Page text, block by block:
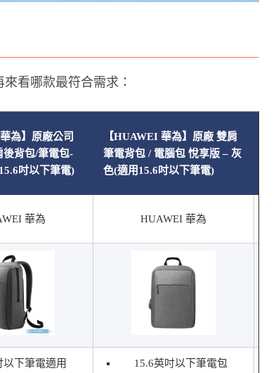
看哪款最符合需求：
為】原廠公司
後背包/筆電包-
吋以下筆電)
【HUAWEI 華為】原廠 雙肩
筆電背包 / 電腦包 悅享版 – 灰
色(適用15.6吋以下筆電)
華為 HUAWEI 華為
以下筆電適用 15.6英吋以下筆電包